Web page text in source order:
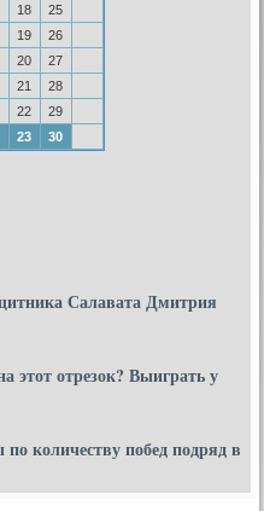
18
25
19
26
20
27
21
28
22
29
23 30
Салавата Дмитрия
отрезок? Выиграть у
количеству побед подряд в